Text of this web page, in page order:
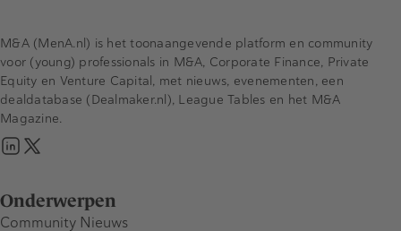
Onderwerpen
Community Nieuws
M&A (MenA.nl) is het toonaangevende platform en community
voor (young) professionals in M&A, Corporate Finance, Private
Equity en Venture Capital, met nieuws, evenementen, een
dealdatabase (Dealmaker.nl), League Tables en het M&A
Magazine.